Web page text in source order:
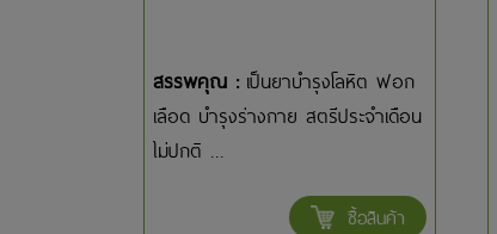
สรรพคุณ : เป็นยาบำรุงโลหิต ฟอก
เลือด บำรุงร่างกาย สตรีประจำเดือน
ไม่ปกติ ...
ซื้อสินค้า